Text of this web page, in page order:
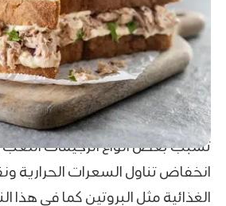
تسبب بعض انواع الرجيمات التعب
انخفاض تناول السعرات الحرارية
الغذائية مثل البروتين كما في هذا